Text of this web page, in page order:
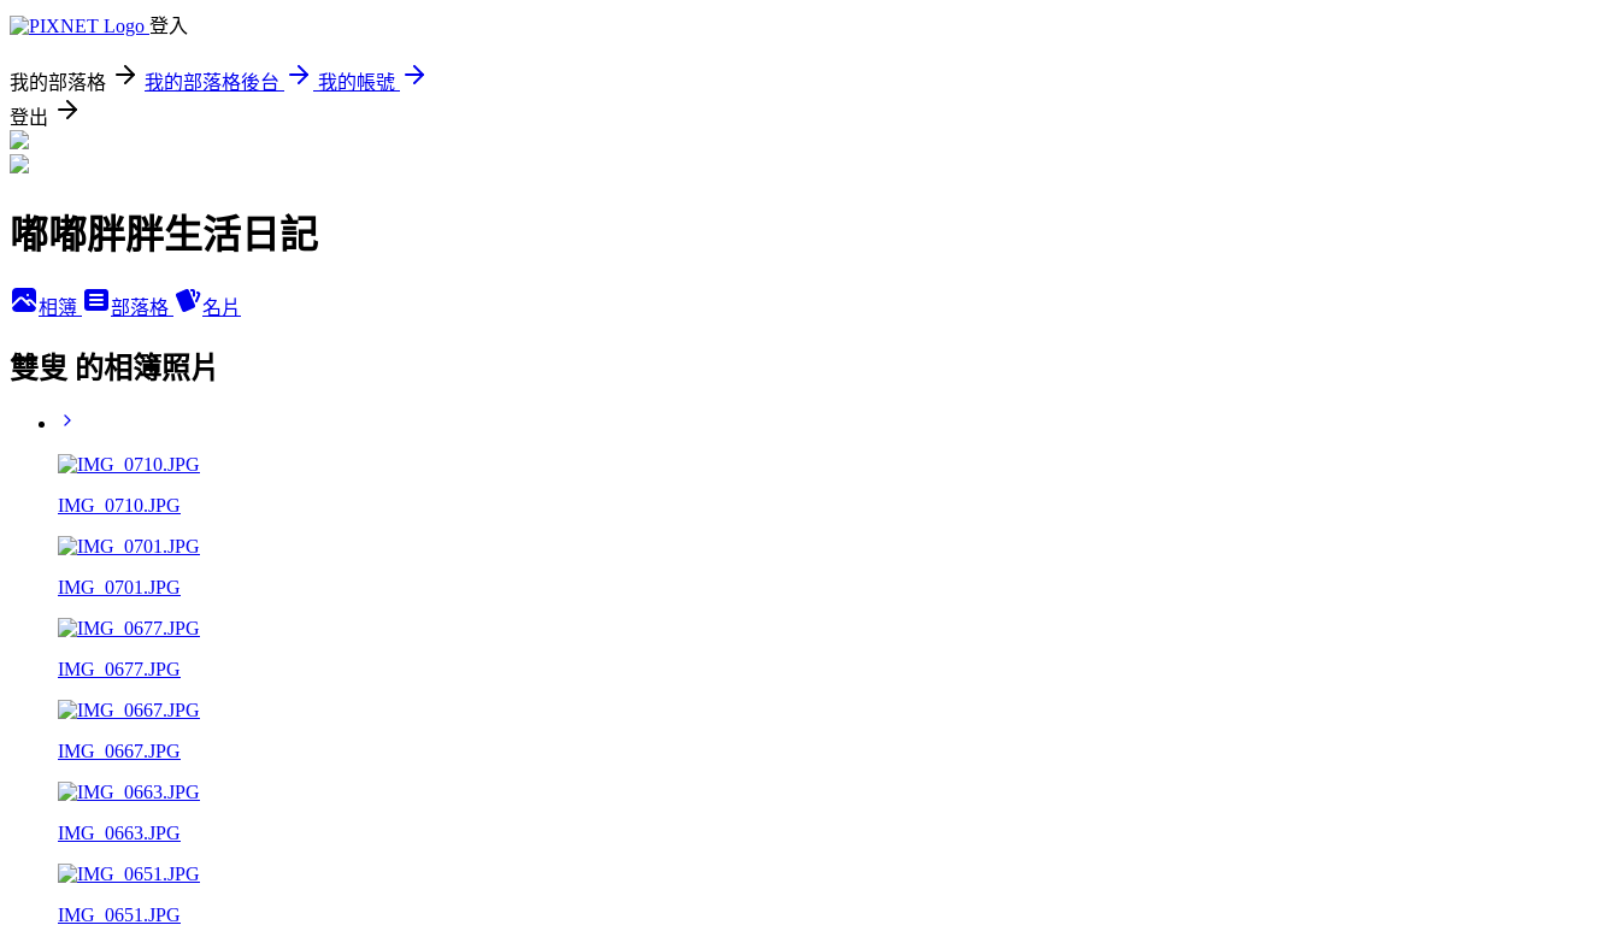
登入
我的部落格 我的部落格後台
我的帳號
登出
嘟嘟胖胖生活日記
相簿 部落格 名片
雙叟 的相簿照片
IMG_0710.JPG
IMG_0701.JPG
IMG_0677.JPG
IMG_0667.JPG
IMG_0663.JPG
IMG_0651.JPG